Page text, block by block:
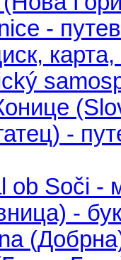
-
карта,
-
ob Soči -
-